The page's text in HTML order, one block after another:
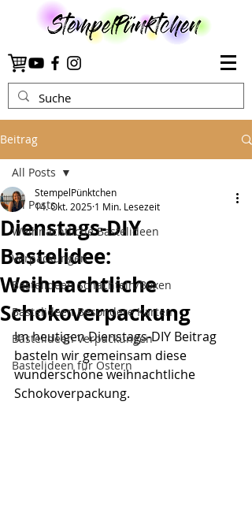
Beitrag
All Posts
Weihnachtliche Bastelideen
Verpackungen
Bastelideen Schachteln/Boxen
Bastelideen Besondere Karten
Bastelideen Verpackungen
Bastelideen für Ostern
All Posts
Dienstags-DIY
Bastelidee:
Weihnachtliche
Schokoverpackung
StempelPünktchen
14. Okt. 2025 1 Min. Lesezeit
Im heutigen Dienstags-DIY Beitrag
basteln wir gemeinsam diese
wunderschöne weihnachtliche
Schokoverpackung.